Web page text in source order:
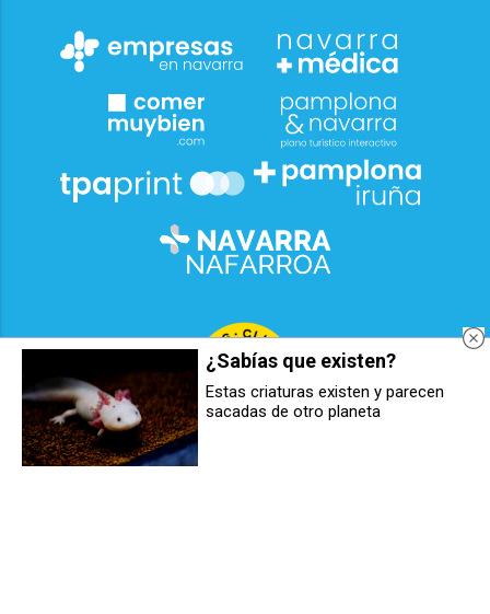
¿Sabías que existen?
Estas criaturas existen y parecen
sacadas de otro planeta